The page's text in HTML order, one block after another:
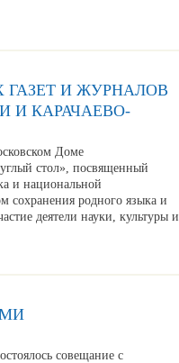
И ЖУРНАЛОВ
И КАРАЧАЕВО-
Доме
стол», посвященный
и национальной
сохранения родного языка и
деятели науки, культуры и
совещание с